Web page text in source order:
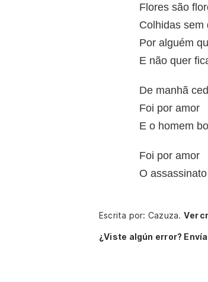
Flores são
Colhidas sem
Por alguém
E não quer
De manhã
Foi por amor
E o homem
Foi por amor
O
Escrita por: Cazuza. Ver
¿Viste algún error?